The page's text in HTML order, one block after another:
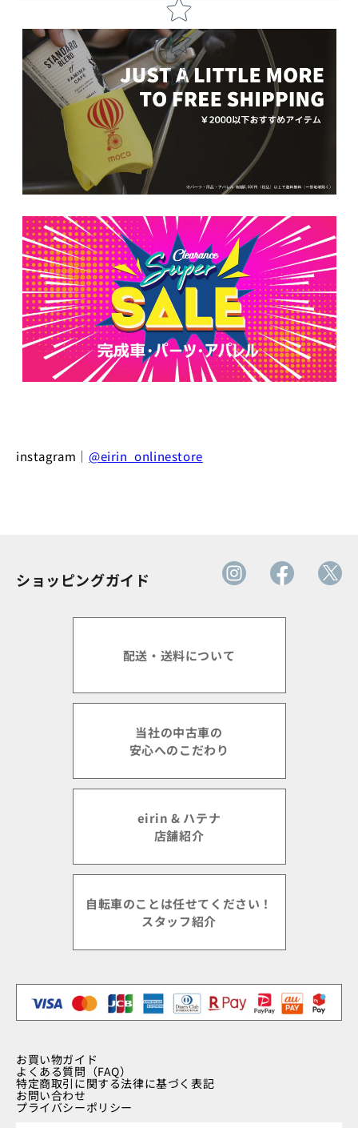
instagram｜ @eirin_onlinestore
ショッピングガイド
配送・送料について
当社の中古車の
安心へのこだわり
eirin & ハテナ
店舗紹介
自転車のことは任せてください！
スタッフ紹介
お買い物ガイド
よくある質問（FAQ）
特定商取引に関する法律に基づく表記
お問い合わせ
プライバシーポリシー